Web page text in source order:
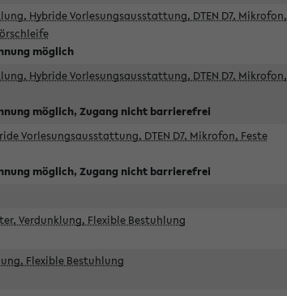
Hybride Vorlesungsausstattung, DTEN D7, Mikrofon,
möglich
Hybride Vorlesungsausstattung, DTEN D7, Mikrofon,
möglich, Zugang nicht barrierefrei
Vorlesungsausstattung, DTEN D7, Mikrofon, Feste
möglich, Zugang nicht barrierefrei
Verdunklung, Flexible Bestuhlung
Flexible Bestuhlung